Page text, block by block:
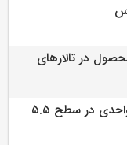
تن محصول در تالارهای
بورس تهران با رشد ۱۱۲ هزار واحدی در سطح ۵.۵